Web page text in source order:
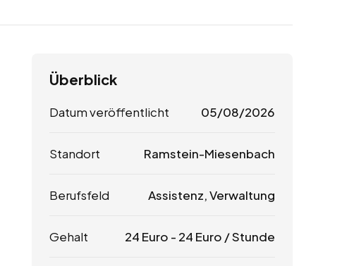
Überblick
Datum veröffentlicht 05/08/2026
Standort Ramstein-Miesenbach
Berufsfeld Assistenz, Verwaltung
Gehalt 24 Euro - 24 Euro / Stunde